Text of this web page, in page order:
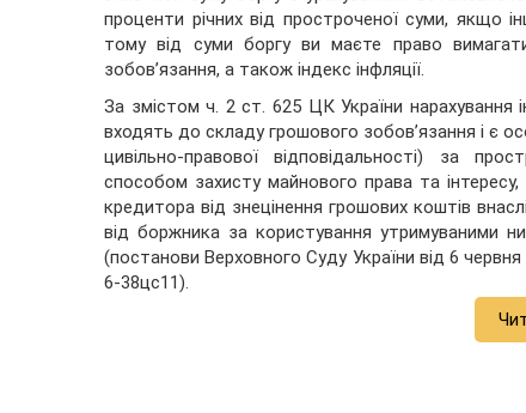
проценти річних від простроченої суми, якщо
тому від суми боргу ви маєте право
зобов’язання, а також індекс інфляції.
За змістом ч. 2 ст. 625 ЦК України нарахування
входять до складу грошового зобов’язання і є
цивільно-правової відповідальності) за
способом захисту майнового права та
кредитора від знецінення грошових коштів
від боржника за користування утримуваними
(постанови Верховного Суду України від 6
6-38цс11).